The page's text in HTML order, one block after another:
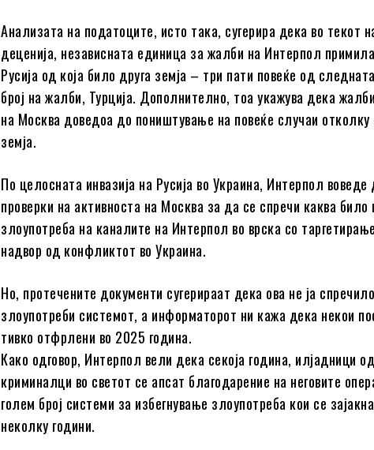
Анализата на податоците, исто така, сугерира дека во текот
деценија, независната единица за жалби на Интерпол
Русија од која било друга земја – три пати повеќе од
број на жалби, Турција. Дополнително, тоа укажува дека
на Москва доведоа до поништување на повеќе случаи отколку
земја.
По целосната инвазија на Русија во Украина, Интерпол
проверки на активноста на Москва за да се спречи каква било
злоупотреба на каналите на Интерпол во врска со
надвор од конфликтот во Украина.
Но, протечените документи сугерираат дека ова не ја
злоупотреби системот, а информаторот ни кажа дека некои
тивко отфрлени во 2025 година.
Како одговор, Интерпол вели дека секоја година, илјадници
криминалци во светот се апсат благодарение на неговите
голем број системи за избегнување злоупотреба кои се
неколку години.